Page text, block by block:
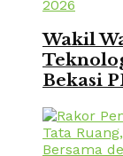
Wakil
Bekasi